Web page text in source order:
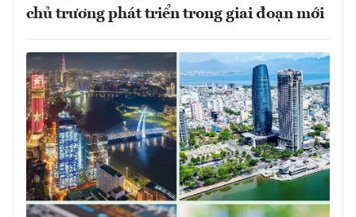
chủ trương phát triển trong giai đoạn mới